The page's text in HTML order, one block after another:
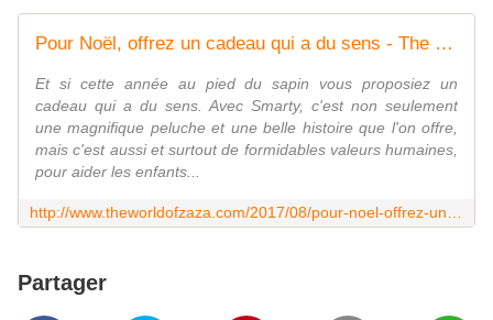
Pour Noël, offrez un cadeau qui a du sens - The World Of Zaza
Et si cette année au pied du sapin vous proposiez un
cadeau qui a du sens. Avec Smarty, c'est non seulement
une magnifique peluche et une belle histoire que l'on offre,
mais c'est aussi et surtout de formidables valeurs humaines,
pour aider les enfants...
Partager